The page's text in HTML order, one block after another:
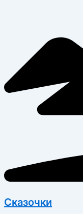
Сказочки